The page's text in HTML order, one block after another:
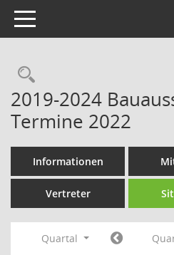
Toggle navigation
Rechercheauswahl
2019-2024
Termine 2022
Informationen
Vertreter
Quartal